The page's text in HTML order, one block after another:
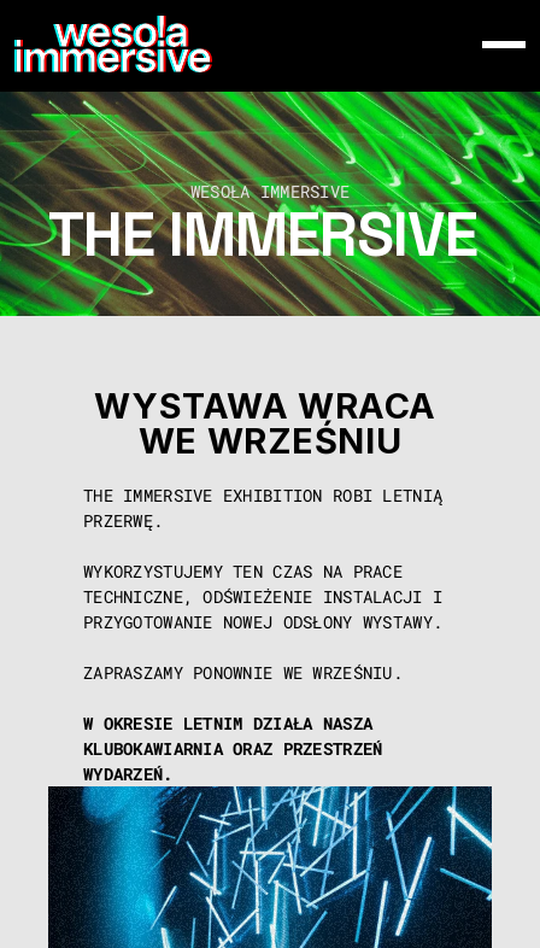
O NAS
WYSTAWA
WYDARZENIA
Select Language
Polish KUP BILET
WESOŁA IMMERSIVE
THE IMMERSIVE
EXHIBITION
WYSTAWA WRACA
WE WRZEŚNIU
THE IMMERSIVE EXHIBITION ROBI LETNIĄ
PRZERWĘ.
WYKORZYSTUJEMY TEN CZAS NA PRACE
TECHNICZNE, ODŚWIEŻENIE INSTALACJI I
PRZYGOTOWANIE NOWEJ ODSŁONY WYSTAWY.
ZAPRASZAMY PONOWNIE WE WRZEŚNIU.
W OKRESIE LETNIM DZIAŁA NASZA
KLUBOKAWIARNIA ORAZ PRZESTRZEŃ
WYDARZEŃ.